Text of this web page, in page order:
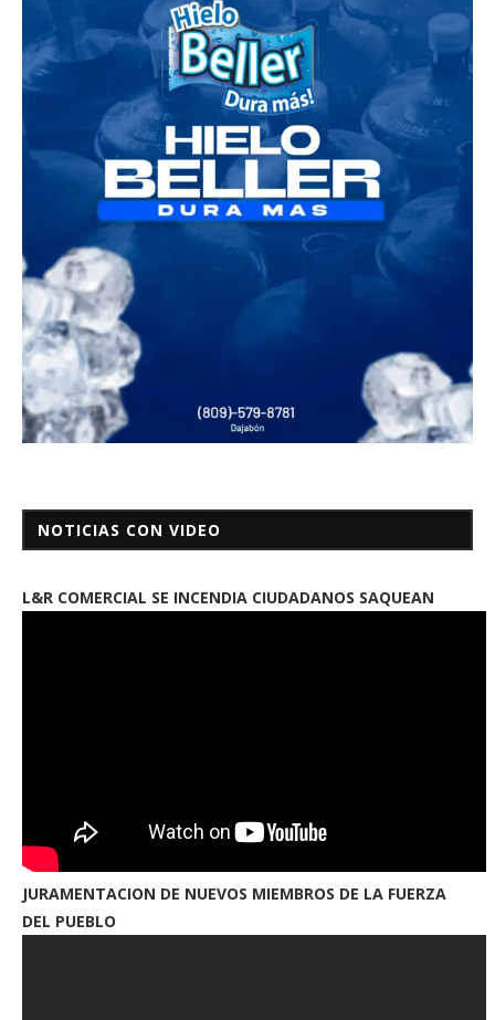
NOTICIAS CON VIDEO
L&R COMERCIAL SE INCENDIA CIUDADANOS SAQUEAN
JURAMENTACION DE NUEVOS MIEMBROS DE LA FUERZA
DEL PUEBLO